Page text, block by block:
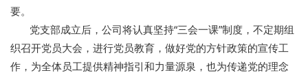
要。
党支部成立后，公司将认真坚持“三会一课”制度，不定期组
织召开党员大会，进行党员教育，做好党的方针政策的宣传工
作，为全体员工提供精神指引和力量源泉，也为传递党的理念